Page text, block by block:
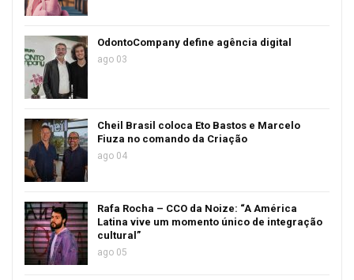
OdontoCompany define agência digital
ago 03
Cheil Brasil coloca Eto Bastos e Marcelo
Fiuza no comando da Criação
ago 04
Rafa Rocha – CCO da Noize: “A América
Latina vive um momento único de integração
cultural”
ago 05